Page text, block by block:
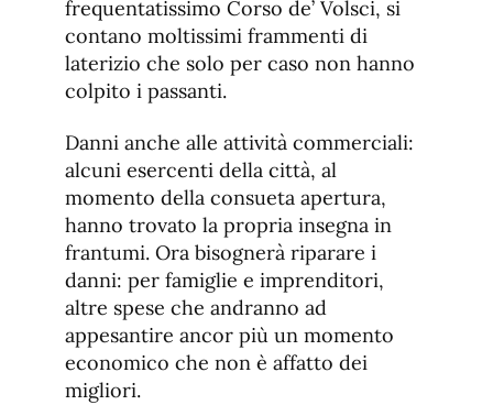
frequentatissimo Corso de’ Volsci, si
contano moltissimi frammenti di
laterizio che solo per caso non hanno
colpito i passanti.
Danni anche alle attività commerciali:
alcuni esercenti della città, al
momento della consueta apertura,
hanno trovato la propria insegna in
frantumi. Ora bisognerà riparare i
danni: per famiglie e imprenditori,
altre spese che andranno ad
appesantire ancor più un momento
economico che non è affatto dei
migliori.